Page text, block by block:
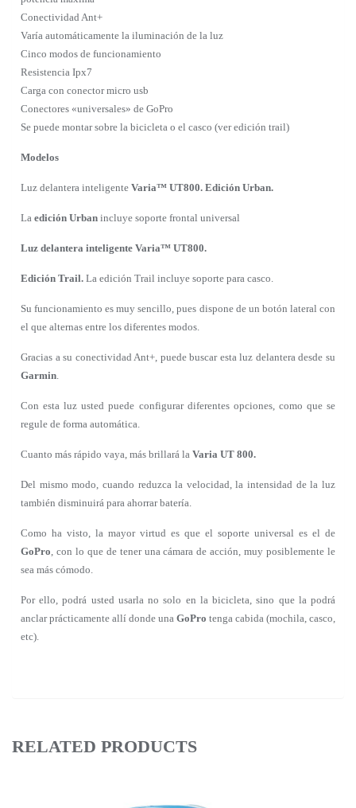
Conectividad Ant+
Varía automáticamente la iluminación de la luz
Cinco modos de funcionamiento
Resistencia Ipx7
Carga con conector micro usb
Conectores «universales» de GoPro
Se puede montar sobre la bicicleta o el casco (ver edición trail)
Modelos
Luz delantera inteligente Varia™ UT800. Edición Urban.
La edición Urban incluye soporte frontal universal
Luz delantera inteligente Varia™ UT800.
Edición Trail. La edición Trail incluye soporte para casco.
Su funcionamiento es muy sencillo, pues dispone de un botón lateral con
el que alternas entre los diferentes modos.
Gracias a su conectividad Ant+, puede buscar esta luz delantera desde su
Garmin
Con esta luz usted puede configurar diferentes opciones, como que se
regule de forma automática.
Cuanto más rápido vaya, más brillará la Varia UT 800.
Del mismo modo, cuando reduzca la velocidad, la intensidad de la luz
también disminuirá para ahorrar batería.
Como ha visto, la mayor virtud es que el soporte universal es el de
GoPro , con lo que de tener una cámara de acción, muy posiblemente le
sea más cómodo.
Por ello, podrá usted usarla no solo en la bicicleta, sino que la podrá
anclar prácticamente allí donde una GoPro tenga cabida (mochila, casco,
etc).
RELATED PRODUCTS